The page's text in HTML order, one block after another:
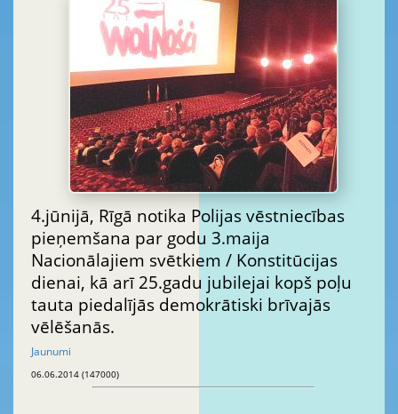
4.jūnijā, Rīgā notika Polijas vēstniecības
pieņemšana par godu 3.maija
Nacionālajiem svētkiem / Konstitūcijas
dienai, kā arī 25.gadu jubilejai kopš poļu
tauta piedalījās demokrātiski brīvajās
vēlēšanās.
Jaunumi
06.06.2014 (147000)